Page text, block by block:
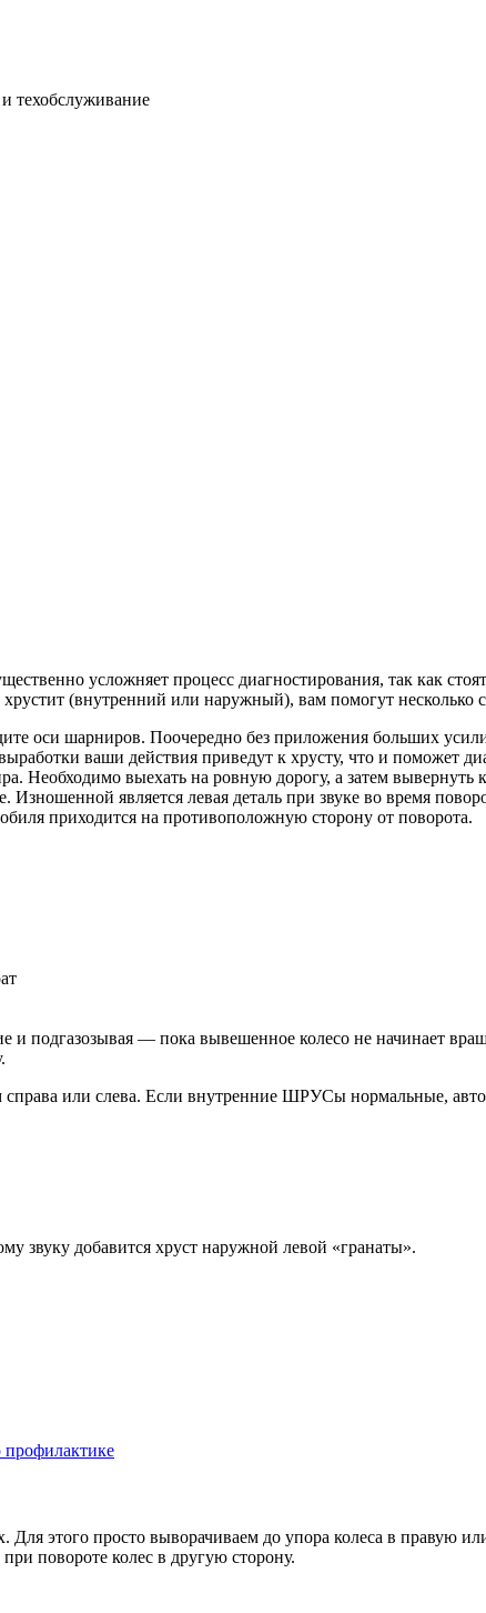
техобслуживание
усложняет процесс диагностирования, так как
(внутренний или наружный), вам помогут несколько
оси шарниров. Поочередно без приложения больших
ваши действия приведут к хрусту, что и поможет
Необходимо выехать на ровную дорогу, а затем вывернуть
является левая деталь при звуке во время
приходится на противоположную сторону от поворота.
и подгазозывая — пока вывешенное колесо не начинает
или слева. Если внутренние ШРУСы нормальные,
звуку добавится хруст наружной левой «гранаты».
этого просто выворачиваем до упора колеса в правую
повороте колес в другую сторону.